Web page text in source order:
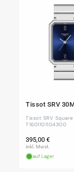
Tissot SRV
Tissot SRV Square
T1601101104300
Normaler
Preis
395,00 €
inkl. Mwst.
auf Lager